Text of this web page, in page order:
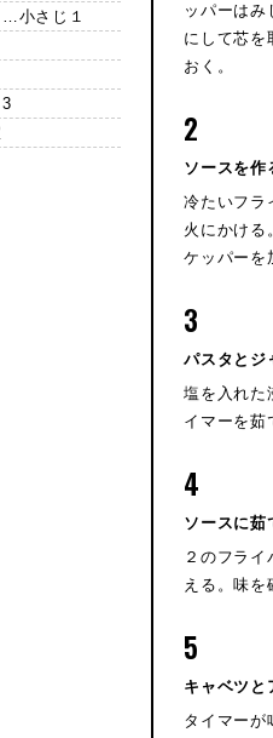
小さじ１
ッパーはみ
にして芯を
おく。
2
ソースを作
冷たいフラ
火にかける
ケッパーを
3
パスタとジ
塩を入れた
イマーを茹
4
ソースに茹
２のフラ
える。味を
5
キャベツと
タイマーが